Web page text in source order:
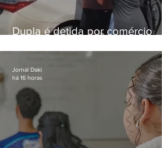
Dupla é detida por comércio
Bangu
Jornal Daki
há 16 horas